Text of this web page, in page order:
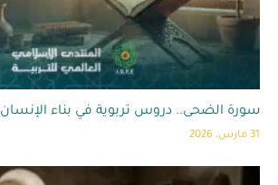
سورة الضحى.. دروس تربوية في بناء الإنسان
31 مارس، 2026